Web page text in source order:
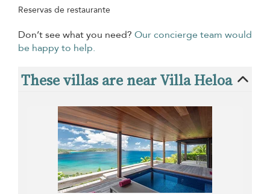
Reservas de restaurante
Don’t see what you need? Our concierge team would
be happy to help.
These villas are near Villa Heloa